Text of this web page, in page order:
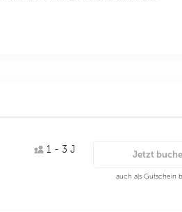
1 - 3 J Jetzt
auch als Gutschein